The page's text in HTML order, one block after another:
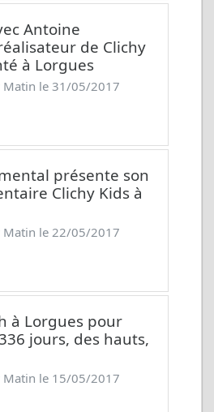
Antoine
de Clichy
à Lorgues
Matin le 31/05/2017
présente son
Clichy Kids à
Matin le 22/05/2017
à Lorgues pour
jours, des hauts,
Matin le 15/05/2017